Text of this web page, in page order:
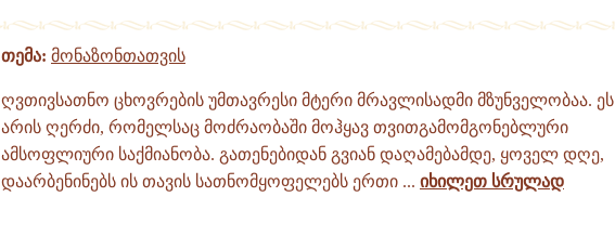
თემა: მონაზონთათვის
ღვთივსათნო ცხოვრების უმთავრესი მტერი მრავლისადმი მზუნველობაა. ეს
არის ღერძი, რომელსაც მოძრაობაში მოჰყავ თვითგამომგონებლური
ამსოფლიური საქმიანობა. გათენებიდან გვიან დაღამებამდე, ყოველ დღე,
დაარბენინებს ის თავის სათნომყოფელებს ერთი ... იხილეთ სრულად